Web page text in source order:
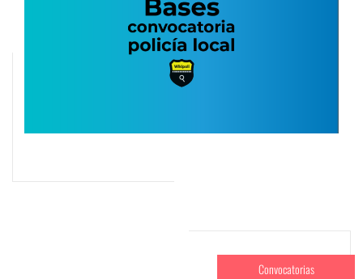
Convocatorias